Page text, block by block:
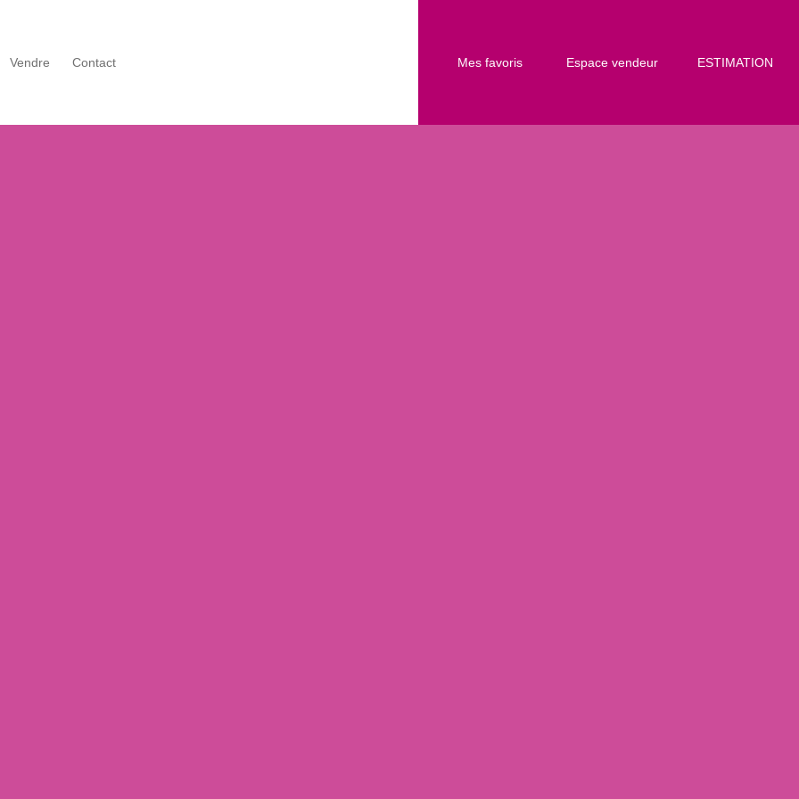
Vendre Contact Mes favoris Espace vendeur ESTIMATION